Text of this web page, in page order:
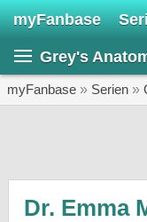
myFanbase
Grey's
myFanbase » Serien »
Dr. Emma